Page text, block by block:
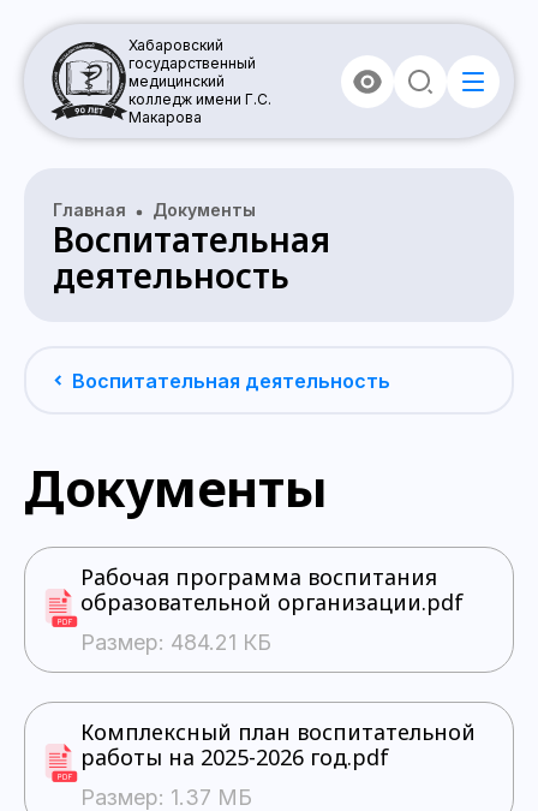
Хабаровский
государственный
медицинский
колледж имени Г.С.
Макарова
Главная Документы
Воспитательная
деятельность
Воспитательная деятельность
Документы
Рабочая программа воспитания
образовательной организации.pdf
Размер: 484.21 КБ
Комплексный план воспитательной
работы на 2025-2026 год.pdf
Размер: 1.37 МБ